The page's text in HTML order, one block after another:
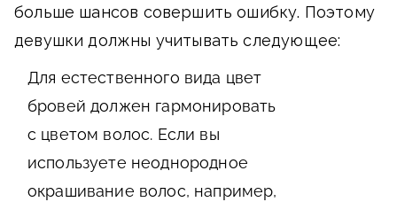
больше шансов совершить ошибку. Поэтому
девушки должны учитывать следующее:
Для естественного вида цвет
бровей должен гармонировать
с цветом волос. Если вы
используете неоднородное
окрашивание волос, например,